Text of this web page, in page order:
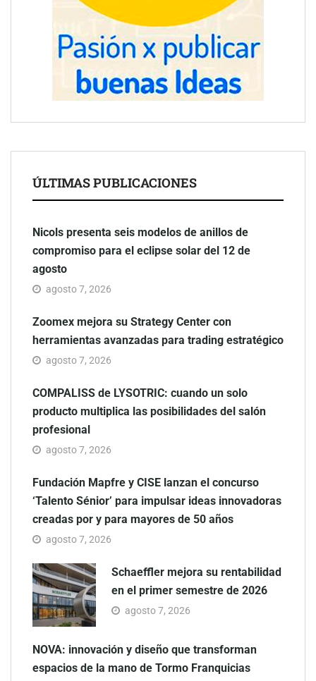
ÚLTIMAS PUBLICACIONES
Nicols presenta seis modelos de anillos de
compromiso para el eclipse solar del 12 de
agosto
agosto 7, 2026
Zoomex mejora su Strategy Center con
herramientas avanzadas para trading estratégico
agosto 7, 2026
COMPALISS de LYSOTRIC: cuando un solo
producto multiplica las posibilidades del salón
profesional
agosto 7, 2026
Fundación Mapfre y CISE lanzan el concurso
‘Talento Sénior’ para impulsar ideas innovadoras
creadas por y para mayores de 50 años
agosto 7, 2026
Schaeffler mejora su rentabilidad
en el primer semestre de 2026
agosto 7, 2026
NOVA: innovación y diseño que transforman
espacios de la mano de Tormo Franquicias